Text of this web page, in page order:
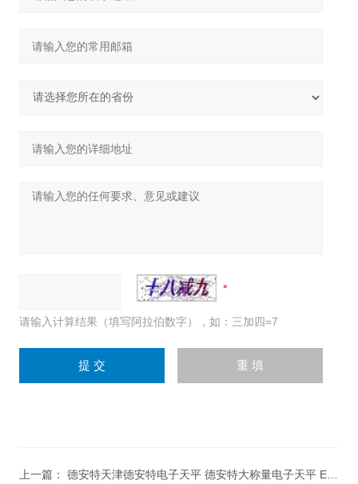
请输入计算结果（填写阿拉伯数字），如：三加四=7
上一篇： 德安特天津德安特电子天平 德安特大称量电子天平 ES4003A max:4000g/0.1g电子天平